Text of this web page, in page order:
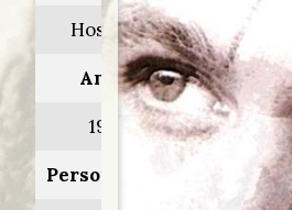
Hostage
Anno:
1983
Personaggio: